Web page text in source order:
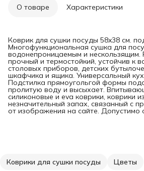
О товаре Характеристики
Коврик для сушки посуды 58x38 см.
Многофункциональная сушка для
водонепроницаемым и
прочный и термостойкий, устойчив к
столовых приборов, детских
шкафчика и ящика. Универсальный
Подстилка прямоугольгой формы
пролитую воду и высыхает.
силиконовые и eva коврики, коврики
незначительный запах, связанный с
от изображения на сайте. Допустимо
Коврики для сушки посуды Цветы